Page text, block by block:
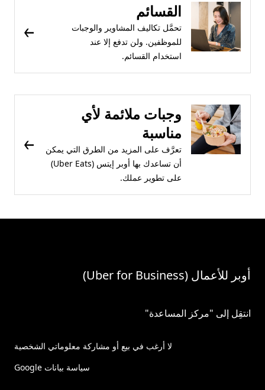
القسائم
تحمَّل تكاليف المشاوير والوجبات
للموظفين. ولن تدفع إلا عند
استخدام القسائم.
وجبات ملائمة لأي
مناسبة
تعرَّف على المزيد من الطرق التي يمكن
أن تساعدك بها أوبر إيتس (Uber Eats)
على تطوير عملك.
أوبر للأعمال (Uber for Business)
انتقِل إلى "مركز المساعدة"
لا أرغب في بيع أو مشاركة معلوماتي الشخصية
سياسة بيانات Google